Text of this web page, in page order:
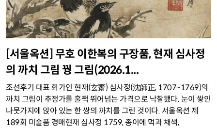
[서울옥션] 무호 이한복의 구장품, 현재 심사정
의 까치 그림 꿩 그림(2026.1...
조선후기 대표 화가인 현재(玄齋) 심사정(沈師正, 1707~1769)의
까치 그림이 추정가를 훌쩍 뛰어넘는 가격으로 낙찰됐다. 눈이 쌓인
나뭇가지에 앉아 있는 한 쌍의 까치를 그린 것이다. 서울옥션 제
189회 미술품 경매현재 심사정 1759, 종이에 먹과 채색,